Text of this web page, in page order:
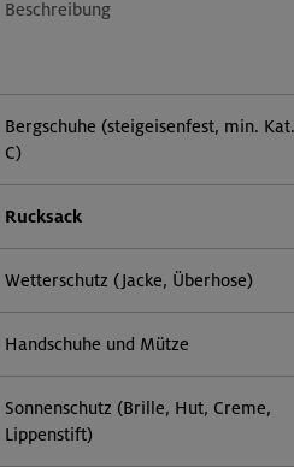
Beschreibung
Bergschuhe (steigeisenfest, min. Kat.
C)
Rucksack
Wetterschutz (Jacke, Überhose)
Handschuhe und Mütze
Sonnenschutz (Brille, Hut, Creme,
Lippenstift)